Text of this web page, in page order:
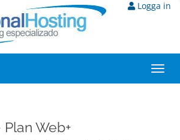
Logga in
Web+